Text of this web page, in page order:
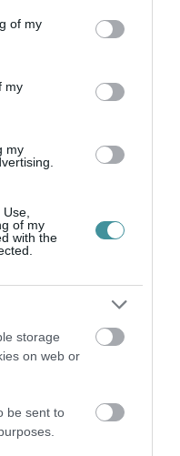
You may click to
its third-party tags to
in below Google
of my
my
my
of my
with the
storage
on web or
be sent to
07| Promóció
ILYEN ALACSONY AZ
07|Eger ügye